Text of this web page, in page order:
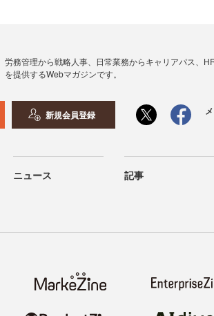
労務管理から戦略人事、日常業務からキャリアパス、
を提供するWebマガジンです。
新規会員登録
ニュース 記事